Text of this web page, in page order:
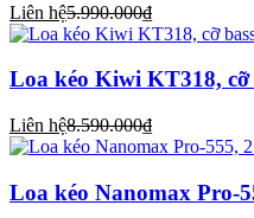
Liên hệ5.990.000₫
Loa kéo Kiwi KT318, cỡ
Liên hệ8.590.000₫
Loa kéo Nanomax Pro-